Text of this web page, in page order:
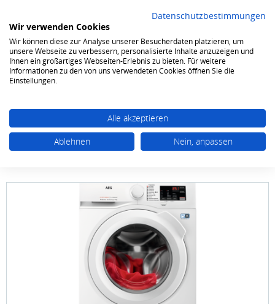
0
Waschen & Trocknen Waschmaschinen Frontlader
Lavamat L6FBG51470 ProSense 7 kg 1400
Datenschutzbestimmungen
Wir verwenden Cookies
Wir können diese zur Analyse unserer Besucherdaten platzieren, um
unsere Webseite zu verbessern, personalisierte Inhalte anzuzeigen und
Ihnen ein großartiges Webseiten-Erlebnis zu bieten. Für weitere
Informationen zu den von uns verwendeten Cookies öffnen Sie die
Einstellungen.
Alle akzeptieren
Ablehnen
Nein, anpassen